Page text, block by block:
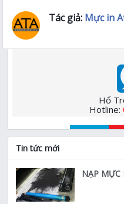
Tác giả: Mực in
Hổ
Hotline:
Tin tức mới
NẠP MỰC